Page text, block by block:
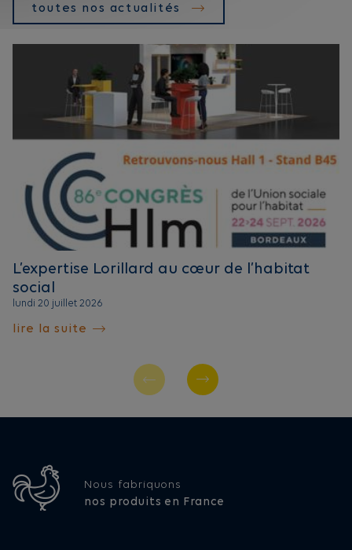
toutes nos actualités
L’expertise Lorillard au cœur de l’habitat
social
lundi 20 juillet 2026
lire la suite
Nous fabriquons
nos produits en France